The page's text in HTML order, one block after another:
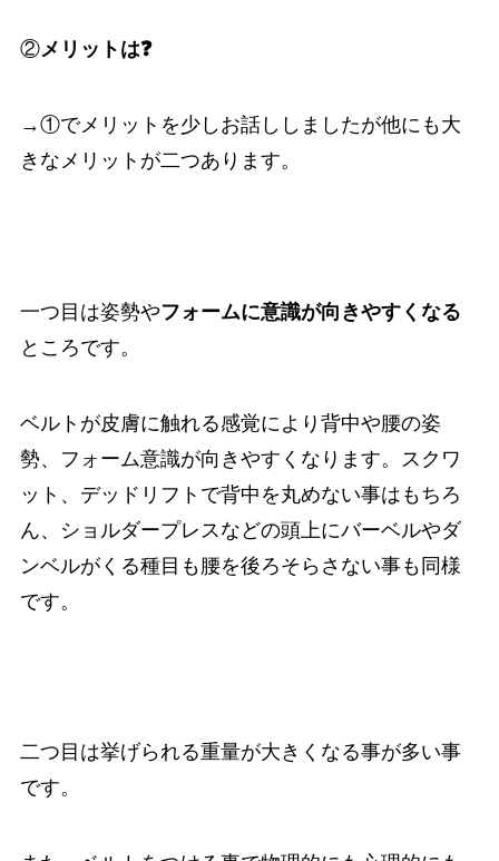
②メリットは❓
→①でメリットを少しお話ししましたが他にも大
きなメリットが二つあります。
一つ目は姿勢やフォームに意識が向きやすくなる
ところです。
ベルトが皮膚に触れる感覚により背中や腰の姿
勢、フォーム意識が向きやすくなります。スクワ
ット、デッドリフトで背中を丸めない事はもちろ
ん、ショルダープレスなどの頭上にバーベルやダ
ンベルがくる種目も腰を後ろそらさない事も同様
です。
二つ目は挙げられる重量が大きくなる事が多い事
です。